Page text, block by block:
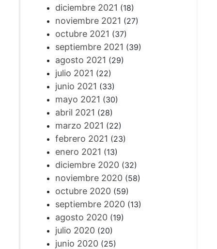
diciembre 2021 (18)
noviembre 2021 (27)
octubre 2021 (37)
septiembre 2021 (39)
agosto 2021 (29)
julio 2021 (22)
junio 2021 (33)
mayo 2021 (30)
abril 2021 (28)
marzo 2021 (22)
febrero 2021 (23)
enero 2021 (13)
diciembre 2020(32)
noviembre 2020(58)
octubre 2020(59)
septiembre 2020(13)
agosto 2020(19)
julio 2020(20)
junio 2020(25)